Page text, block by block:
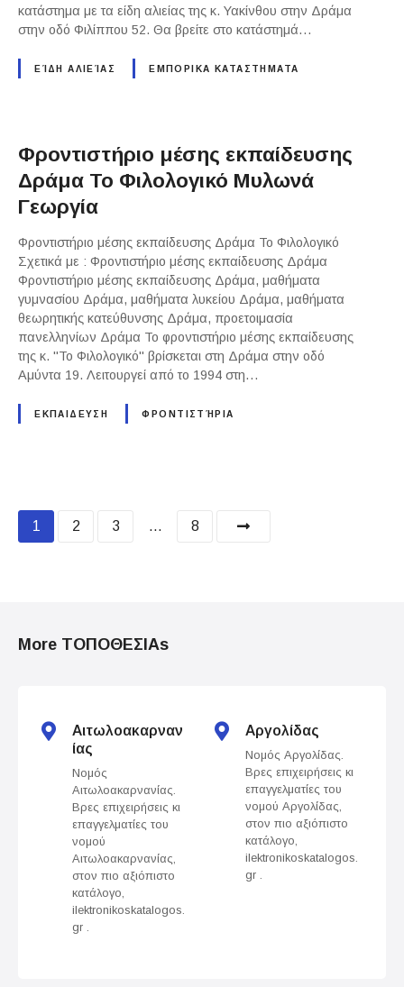
κατάστημα με τα είδη αλιείας της κ. Υακίνθου στην Δράμα
στην οδό Φιλίππου 52. Θα βρείτε στο κατάστημά…
ΕΊΔΗ ΑΛΙΕΊΑΣ ΕΜΠΟΡΙΚΑ ΚΑΤΑΣΤΗΜΑΤΑ
Φροντιστήριο μέσης εκπαίδευσης
Δράμα Το Φιλολογικό Μυλωνά
Γεωργία
Φροντιστήριο μέσης εκπαίδευσης Δράμα Το Φιλολογικό
Σχετικά με : Φροντιστήριο μέσης εκπαίδευσης Δράμα
Φροντιστήριο μέσης εκπαίδευσης Δράμα, μαθήματα
γυμνασίου Δράμα, μαθήματα λυκείου Δράμα, μαθήματα
θεωρητικής κατεύθυνσης Δράμα, προετοιμασία
πανελληνίων Δράμα Το φροντιστήριο μέσης εκπαίδευσης
της κ. "Το Φιλολογικό" βρίσκεται στη Δράμα στην οδό
Αμύντα 19. Λειτουργεί από το 1994 στη…
ΕΚΠΑΙΔΕΥΣΗ ΦΡΟΝΤΙΣΤΉΡΙΑ
P
t
1 2 3 … 8
More ΤΟΠΟΘΕΣΙΑs
Αιτωλοακαρναν
ίας
Νομός
Αιτωλοακαρνανίας.
Βρες επιχειρήσεις κι
επαγγελματίες του
νομού
Αιτωλοακαρνανίας,
στον πιο αξιόπιστο
κατάλογο,
ilektronikoskatalogos.
gr .
Αργολίδας
Νομός Αργολίδας.
Βρες επιχειρήσεις κι
επαγγελματίες του
νομού Αργολίδας,
στον πιο αξιόπιστο
κατάλογο,
ilektronikoskatalogos.
gr .